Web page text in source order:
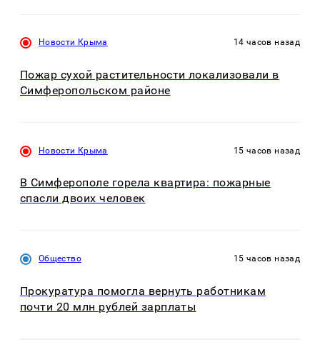
Новости Крыма 14 часов назад
Пожар сухой растительности локализовали в
Симферопольском районе
Новости Крыма 15 часов назад
В Симферополе горела квартира: пожарные
спасли двоих человек
Общество 15 часов назад
Прокуратура помогла вернуть работникам
почти 20 млн рублей зарплаты